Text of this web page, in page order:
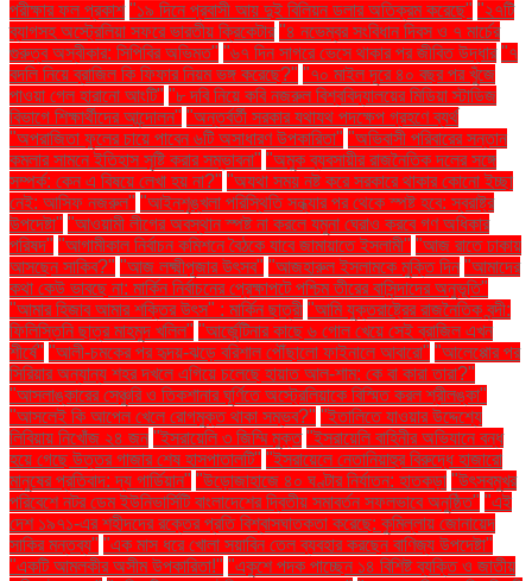
পরীক্ষার ফল প্রকাশ "১৯ দিনে প্রবাসী আয় দুই বিলিয়ন ডলার অতিক্রম করেছে" "২৭টি
ব্যাগসহ অস্ট্রেলিয়া সফরে ভারতীয় ক্রিকেটার "৪ নভেম্বর সংবিধান দিবস ও ৭ মার্চের
গুরুত্ব অস্বীকার: সিপিবির অভিমত" "৬৭ দিন সাগরে ভেসে থাকার পর জীবিত উদ্ধার "৭
বদলি নিয়ে ব্রাজিল কি ফিফার নিয়ম ভঙ্গ করেছে?" "৭০ মাইল দূরে ৪০ বছর পর খুঁজে
পাওয়া গেল হারানো আংটি" "৮ দবি নিয়ে কবি নজরুল বিশ্ববিদ্যালয়ের মিডিয়া স্টাডিজ
বিভাগে শিক্ষার্থীদের আন্দোলন" "অন্তর্বর্তী সরকার যথাযথ পদক্ষেপ গ্রহণে ব্যর্থ
"অপরাজিতা ফুলের চায়ে পাবেন ৬টি অসাধারণ উপকারিতা" "অভিবাসী পরিবারের সন্তান
কমলার সামনে ইতিহাস সৃষ্টি করার সম্ভাবনা" "অমুক ব্যবসায়ীর রাজনৈতিক দলের সঙ্গে
সম্পর্ক: কেন এ বিষয়ে লেখা হয় না?" "অযথা সময় নষ্ট করে সরকারে থাকার কোনো ইচ্ছা
নেই: আসিফ নজরুল" "আইনশৃঙ্খলা পরিস্থিতি সন্ধ্যার পর থেকে স্পষ্ট হবে: স্বরাষ্ট্র
উপদেষ্টা" "আওয়ামী লীগের অবস্থান স্পষ্ট না করলে যমুনা ঘেরাও করবে গণ অধিকার
পরিষদ" "আগামীকাল নির্বাচন কমিশনে বৈঠকে যাবে জামায়াতে ইসলামী" "আজ রাতে ঢাকায়
আসছেন সাকিব?" "আজ লক্ষ্মীপূজার উৎসব" "আজহারুল ইসলামকে মুক্তি দিন "আমাদের
কথা কেউ ভাবছে না: মার্কিন নির্বাচনের প্রেক্ষাপটে পশ্চিম তীরের বাসিন্দাদের অনুভূতি"
"আমার হিজাব আমার শক্তির উৎস" : মার্কিন ছাত্রী "আমি যুক্তরাষ্ট্রের রাজনৈতিক বন্দী:
ফিলিস্তিনি ছাত্র মাহমুদ খলিল" "আর্জেন্টিনার কাছে ৬ গোল খেয়ে সেই ব্রাজিল এখন
শীর্ষে" "আলী-চমকের পর হৃদয়-ঝড়ে বরিশাল পৌঁছালো ফাইনালে আবারো" "আলেপ্পোর পর
সিরিয়ার অন্যান্য শহর দখলে এগিয়ে চলেছে হায়াত আল-শাম: কে বা কারা তারা?"
"আসলাঙ্কারের সেঞ্চুরি ও তিকশানার ঘূর্ণিতে অস্ট্রেলিয়াকে বিস্মিত করল শ্রীলঙ্কা"
"আসলেই কি আপেল খেলে রোগমুক্ত থাকা সম্ভব?" "ইতালিতে যাওয়ার উদ্দেশ্যে
লিবিয়ায় নিখোঁজ ২৪ জন "ইসরায়েলি ৩ জিম্মি মুক্ত "ইসরায়েলি বাহিনীর অভিযানে বন্ধ
হয়ে গেছে উত্তর গাজার শেষ হাসপাতালটি" "ইসরায়েলে নেতানিয়াহুর বিরুদ্ধে হাজারো
মানুষের প্রতিবাদ: দ্য গার্ডিয়ান" "উড়োজাহাজে ৪০ ঘণ্টার নির্যাতন: হাতকড়া "উৎসবমুখর
পরিবেশে নটর ডেম ইউনিভার্সিটি বাংলাদেশের দ্বিতীয় সমাবর্তন সফলভাবে অনুষ্ঠিত" "এই
দেশ ১৯৭১-এর শহীদদের রক্তের প্রতি বিশ্বাসঘাতকতা করেছে: কুমিল্লায় জোনায়েদ
সাকির মন্তব্য" "এক মাস ধরে খোলা সয়াবিন তেল ব্যবহার করছেন বাণিজ্য উপদেষ্টা"
"একটি আমলকীর অসীম উপকারিতা!" "একুশে পদক পাচ্ছেন ১৪ বিশিষ্ট ব্যক্তি ও জাতীয়